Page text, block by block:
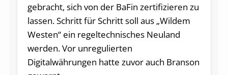
gebracht, sich von der BaFin zertifizieren zu
lassen. Schritt für Schritt soll aus „Wildem
Westen“ ein regeltechnisches Neuland
werden. Vor unregulierten
Digitalwährungen hatte zuvor auch Branson